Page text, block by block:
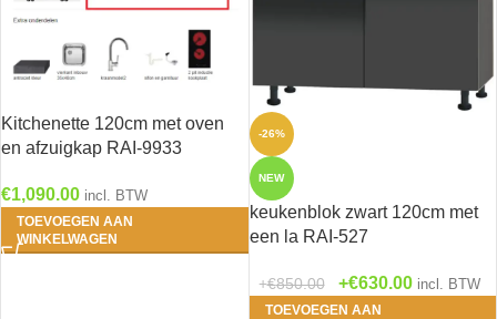
(0)
glans(0)
7- Jonte - Antraciet
glans(0)
Kitchenette 120cm met oven
en afzuigkap RAI-9933
€1,090.00 incl. BTW
TOEVOEGEN AAN
WINKELWAGEN
-26%
NEW
keukenblok zwart 120cm met
een la RAI-527
€850.00 €630.00 incl. BTW
TOEVOEGEN AAN